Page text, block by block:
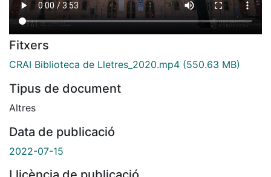
Fitxers
CRAI Biblioteca de Lletres_2020.mp4 (550.63 MB)
Tipus de document
Altres
Data de publicació
2022-07-15